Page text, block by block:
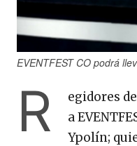
EVENTFEST CO podrá
R
egidores
a
Ypolín;